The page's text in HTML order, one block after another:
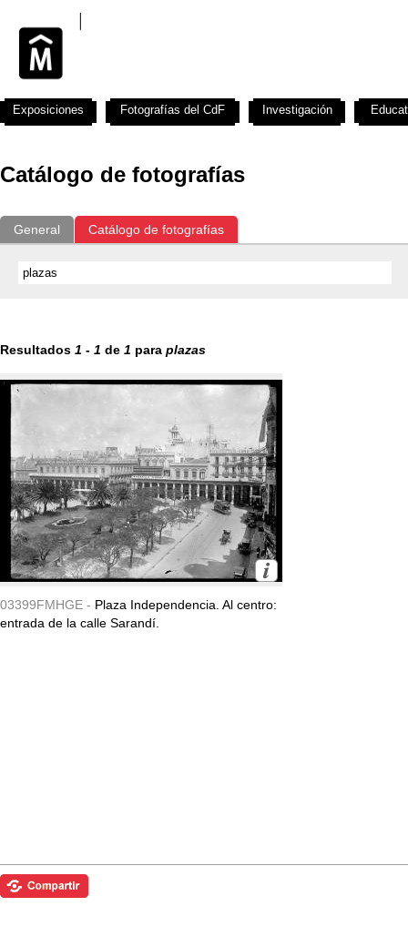
Catálogo de fotografías
General Catálogo de fotografías
Resultados 1 - 1 de 1 para plazas
03399FMHGE - Plaza Independencia. Al centro:
entrada de la calle Sarandí.
Exposiciones Fotografías del CdF Investigación